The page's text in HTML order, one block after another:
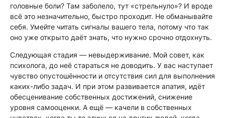
головные боли? Там заболело, тут «стрельнуло»? И вроде
всё это незначительно, быстро проходит. Не обманывайте
себя. Умейте читать сигналы вашего тела, потому что так
оно уже открыто даёт знать, что нужно срочно отдохнуть.
Следующая стадия — невыдерживание. Мой совет, как
психолога, до неё стараться не доводить. У вас наступает
чувство опустошённости и отсутствия сил для выполнения
каких-либо задач. И при этом развивается апатия, идёт
обесценивание собственных достижений, снижение
уровня самооценки. А ещё — качели в собственных